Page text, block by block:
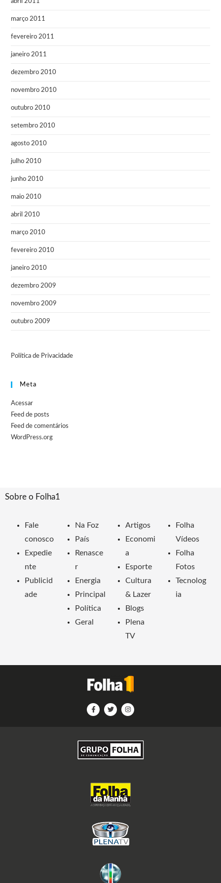
março 2011
fevereiro 2011
janeiro 2011
dezembro 2010
novembro 2010
outubro 2010
setembro 2010
agosto 2010
julho 2010
junho 2010
maio 2010
abril 2010
março 2010
fevereiro 2010
janeiro 2010
dezembro 2009
novembro 2009
outubro 2009
Política de Privacidade
Meta
Acessar
Feed de posts
Feed de comentários
WordPress.org
Sobre o Folha1
Fale
conosco
Expedie
nte
Publicid
ade
Na Foz
País
Renasce
r
Energia
Principal
Política
Geral
Artigos
Economi
a
Esporte
Cultura
& Lazer
Blogs
Plena
TV
Folha
Vídeos
Folha
Fotos
Tecnolog
ia